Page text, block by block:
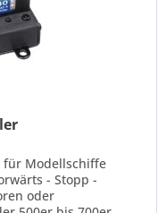
für Modellschiffe
- Stopp -
oder